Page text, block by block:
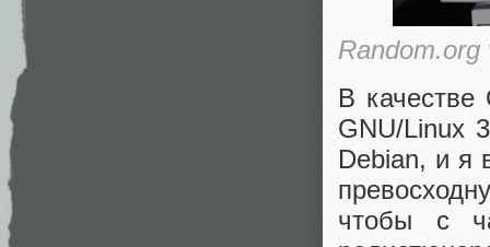
Random.org
В
GNU/Linux
Debian, и я
чтобы с